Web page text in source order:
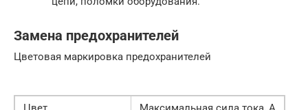
Замена предохранителей
Цветовая маркировка предохранителей